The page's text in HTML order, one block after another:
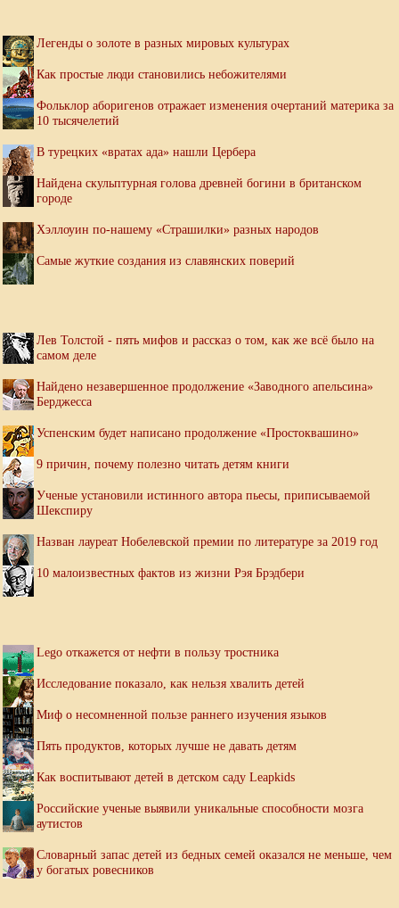
Легенды о золоте в разных мировых культурах
Как простые люди становились небожителями
Фольклор аборигенов отражает изменения очертаний материка за
10 тысячелетий
В турецких «вратах ада» нашли Цербера
Найдена скульптурная голова древней богини в британском
городе
Хэллоуин по-нашему «Страшилки» разных народов
Самые жуткие создания из славянских поверий
Лев Толстой - пять мифов и рассказ о том, как же всё было на
самом деле
Найдено незавершенное продолжение «Заводного апельсина»
Берджесса
Успенским будет написано продолжение «Простоквашино»
9 причин, почему полезно читать детям книги
Ученые установили истинного автора пьесы, приписываемой
Шекспиру
Назван лауреат Нобелевской премии по литературе за 2019 год
10 малоизвестных фактов из жизни Рэя Брэдбери
Lego откажется от нефти в пользу тростника
Исследование показало, как нельзя хвалить детей
Миф о несомненной пользе раннего изучения языков
Пять продуктов, которых лучше не давать детям
Как воспитывают детей в детском саду Leapkids
Российские ученые выявили уникальные способности мозга
аутистов
Словарный запас детей из бедных семей оказался не меньше, чем
у богатых ровесников